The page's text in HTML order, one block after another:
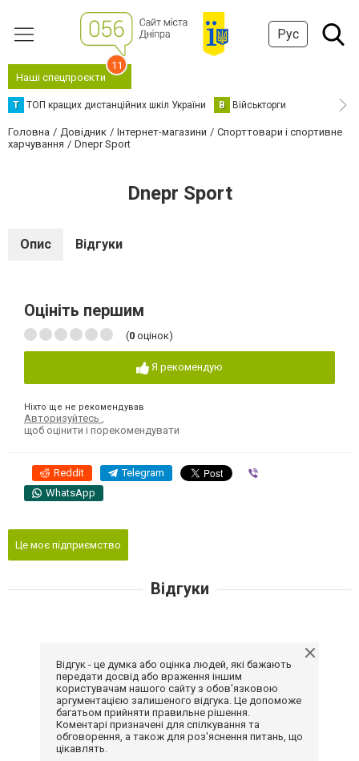
Рус
Наші спецпроєкти
11
Т ТОП кращих дистанційних шкіл України В Військторги
Головна Довідник Інтернет-магазини
Спорттовари і спортивне
харчування
Dnepr Sport
Dnepr Sport
Опис Відгуки
Оцініть першим
(0 оцінок)
Я рекомендую
Ніхто ще не рекомендував
Авторизуйтесь
щоб оцінити і порекомендувати
Reddit Telegram
WhatsApp
Це моє підприємство
Відгуки
Відгук - це думка або оцінка людей, які бажають
передати досвід або враження іншим
користувачам нашого сайту з обов'язковою
аргументацією залишеного відгука. Це допоможе
багатьом прийняти правильне рішення.
Коментарі призначені для спілкування та
обговорення, а також для роз'яснення питань, що
цікавлять.